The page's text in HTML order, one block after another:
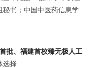
秘书；中国中医药信息学
批、福建首枚臻无极人工
选择